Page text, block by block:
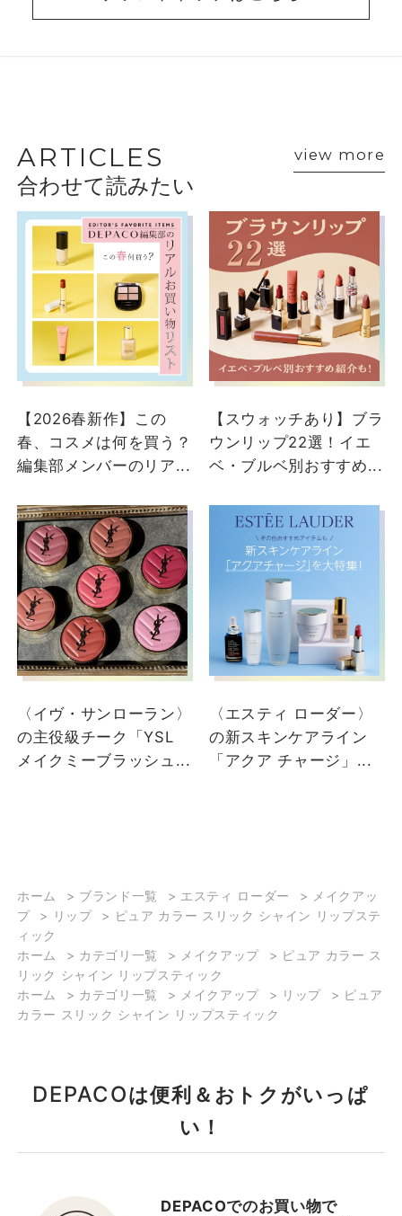
VOICE
ショップスタッフ・ブランド担当者のおすす
めをご紹介
エスティ ローダー
Matsusaka
大丸梅田店
2024/05/16
【イエベ秋の推しカラー4
色🫶🏻 ̖́-‬】 ご覧いただき
ありがとうございます！
大丸梅田店 エスティ ロ
ーダーのMatsusakaです
ピュア カラー スリック
シャイン リップスティッ
ク 4色です！ 似たカラー
オレンジほど明るくな
い。絶妙なバランス︎💕︎︎最
推しカラー！ #803→ワ
インレッドのような暗め
レッド #902→肌なじみ
の良いブラウンカラー イ
おります🌼
ARTICLES view more
合わせて読みたい
【2026春新作】この
春、コスメは何を買う？
編集部メンバーのリア...
【スウォッチあり】ブラ
ウンリップ22選！イエ
ベ・ブルベ別おすすめ...
〈イヴ・サンローラン〉
の主役級チーク「YSL
メイクミーブラッシュ...
〈エスティ ローダー〉
の新スキンケアライン
「アクア チャージ」...
ホーム > ブランド一覧 > エスティ ローダー > メイクアッ
プ
> リップ > ピュア カラー スリック シャイン リップステ
ィック
ホーム
> カテゴリ一覧 > メイクアップ > ピュア カラー ス
リック シャイン リップスティック
ホーム
> カテゴリ一覧 > メイクアップ > リップ > ピュア
カラー スリック シャイン リップスティック
DEPACOは便利＆おトクがいっぱ
い！
DEPACOでのお買い物で